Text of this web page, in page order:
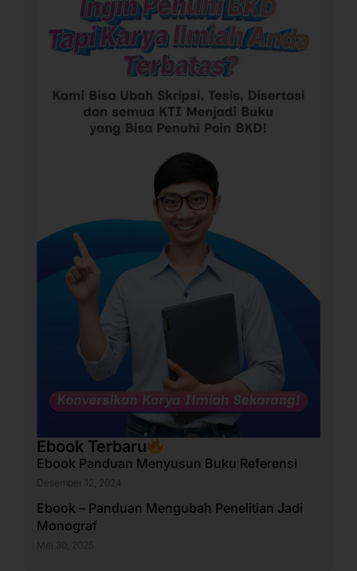
Ebook Terbaru
Ebook Panduan Menyusun Buku Referensi
Desember 12, 2024
Ebook – Panduan Mengubah Penelitian Jadi
Monograf
Mei 30, 2025